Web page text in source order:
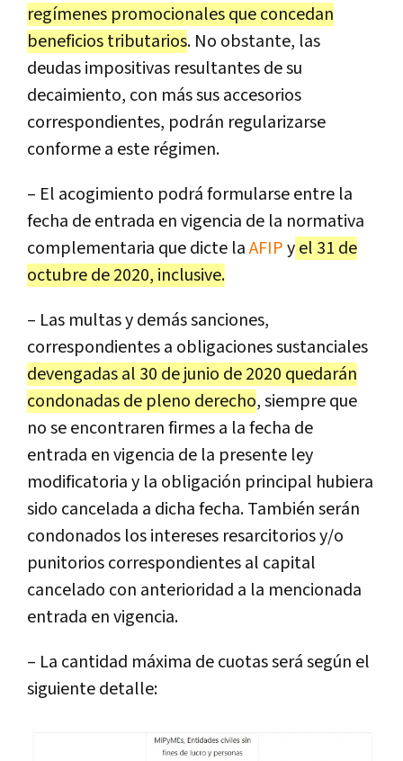
regímenes promocionales que concedan
beneficios tributarios. No obstante, las
deudas impositivas resultantes de su
decaimiento, con más sus accesorios
correspondientes, podrán regularizarse
conforme a este régimen.
– El acogimiento podrá formularse entre la
fecha de entrada en vigencia de la normativa
complementaria que dicte laAFIPyel 31 de
octubre de 2020, inclusive.
– Las multas y demás sanciones,
correspondientes a obligaciones sustanciales
devengadas al 30 de junio de 2020 quedarán
condonadas de pleno derecho, siempre que
no se encontraren firmes a la fecha de
entrada en vigencia de la presente ley
modificatoria y la obligación principal hubiera
sido cancelada a dicha fecha. También serán
condonados los intereses resarcitorios y/o
punitorios correspondientes al capital
cancelado con anterioridad a la mencionada
entrada en vigencia.
– La cantidad máxima de cuotas será según el
siguiente detalle: